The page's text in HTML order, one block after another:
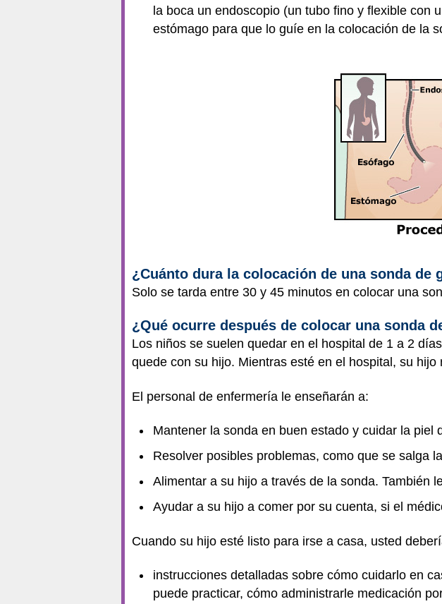
la boca un endoscopio (un tubo fino y flexible con
estómago para que lo guíe en la colocación de la
¿Cuánto dura la colocación de una sonda de
Solo se tarda entre 30 y 45 minutos en colocar una
¿Qué ocurre después de colocar una sonda
Los niños se suelen quedar en el hospital de 1 a 2
quede con su hijo. Mientras esté en el hospital, su
El personal de enfermería le enseñarán a:
Mantener la sonda en buen estado y cuidar la
Resolver posibles problemas, como que se salga
Alimentar a su hijo a través de la sonda. También
Ayudar a su hijo a comer por su cuenta, si el
Cuando su hijo esté listo para irse a casa, usted
instrucciones detalladas sobre cómo cuidarlo en
puede practicar, cómo administrarle medicación